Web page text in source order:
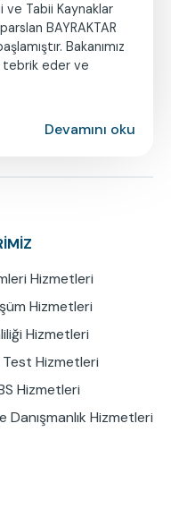
ve Tabii Kaynaklar
BAYRAKTAR
Bakanımız
tebrik eder ve
Devamını oku
Hizmetleri
Hizmetleri
Hizmetleri
Hizmetleri
Hizmetleri
Danışmanlık Hizmetleri